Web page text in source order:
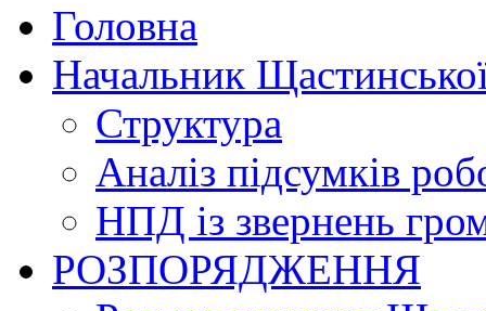
Головна
Начальник
Структура
Аналіз підсумків
НПД із звернень
РОЗПОРЯДЖЕННЯ